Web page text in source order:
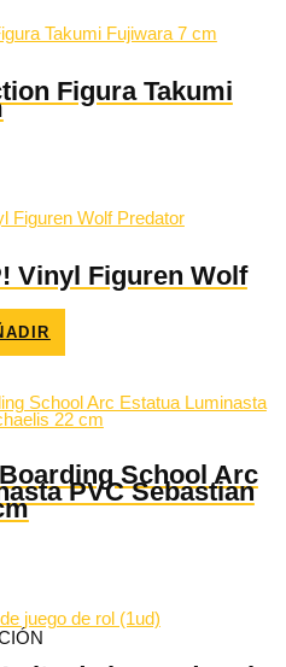
Figura Takumi
Vinyl Figuren Wolf
€
€
variantes.
Las
opciones
pueden
elegir
en
School Arc
PVC Sebastian